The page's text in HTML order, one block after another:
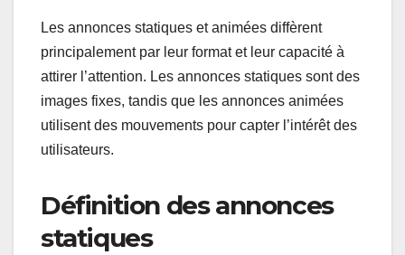
Les annonces statiques et animées diffèrent
principalement par leur format et leur capacité à
attirer l’attention. Les annonces statiques sont des
images fixes, tandis que les annonces animées
utilisent des mouvements pour capter l’intérêt des
utilisateurs.
Définition des annonces
statiques